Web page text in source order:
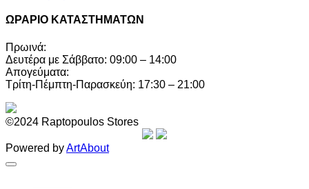
ΩΡΑΡΙΟ ΚΑΤΑΣΤΗΜΑΤΩΝ
Πρωινά:
Δευτέρα με Σάββατο: 09:00 – 14:00
Απογεύματα:
Τρίτη-Πέμπτη-Παρασκεύη: 17:30 – 21:00
©2024 Raptopoulos Stores
Powered byArtAbout